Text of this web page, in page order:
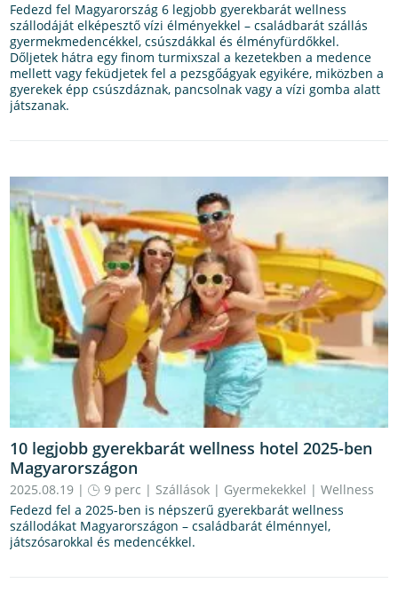
Fedezd fel Magyarország 6 legjobb gyerekbarát wellness
szállodáját elképesztő vízi élményekkel – családbarát szállás
gyermekmedencékkel, csúszdákkal és élményfürdőkkel.
Dőljetek hátra egy finom turmixszal a kezetekben a medence
mellett vagy feküdjetek fel a pezsgőágyak egyikére, miközben a
gyerekek épp csúszdáznak, pancsolnak vagy a vízi gomba alatt
játszanak.
10 legjobb gyerekbarát wellness hotel 2025-ben
Magyarországon
2025.08.19 | 9 perc | Szállások | Gyermekekkel |Wellness
Fedezd fel a 2025-ben is népszerű gyerekbarát wellness
szállodákat Magyarországon – családbarát élménnyel,
játszósarokkal és medencékkel.